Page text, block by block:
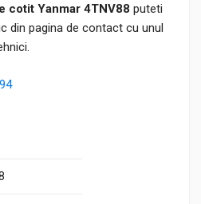
cotit Yanmar 4TNV88 puteti
din pagina de contact cu unul